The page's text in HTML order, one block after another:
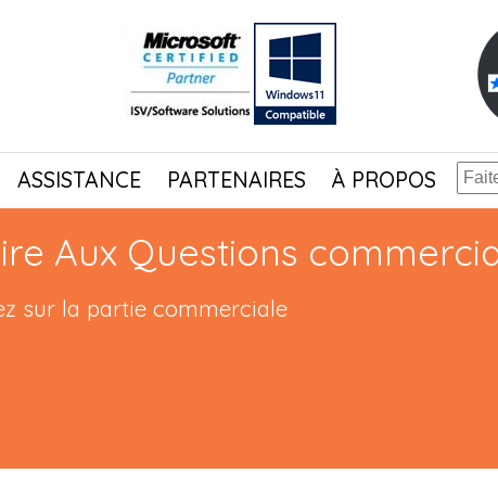
ASSISTANCE PARTENAIRES À PROPOS
Aux Questions
sur la partie commerciale